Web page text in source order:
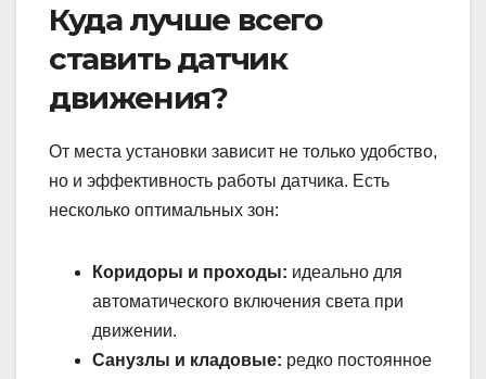
Куда лучше всего
ставить датчик
движения?
От места установки зависит не только удобство,
но и эффективность работы датчика. Есть
несколько оптимальных зон:
Коридоры и проходы: идеально для
автоматического включения света при
движении.
Санузлы и кладовые: редко постоянное